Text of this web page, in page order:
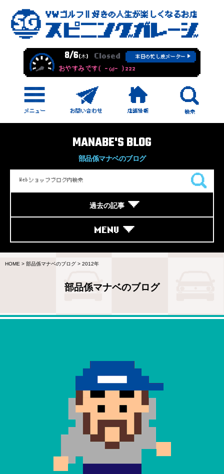
8/6(木) Closed 本日の忙し度メーター
おやすみです( -ω- )zzz
MANABE'S BLOG
部品係マナベのブログ
過去の記事
MENU
HOME > 部品係マナベのブログ > 2012年
部品係マナベのブログ